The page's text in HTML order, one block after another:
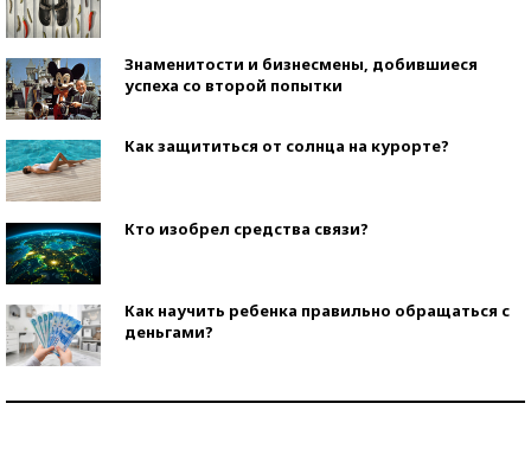
Знаменитости и бизнесмены, добившиеся
успеха со второй попытки
Как защититься от солнца на курорте?
Кто изобрел средства связи?
Как научить ребенка правильно обращаться с
деньгами?